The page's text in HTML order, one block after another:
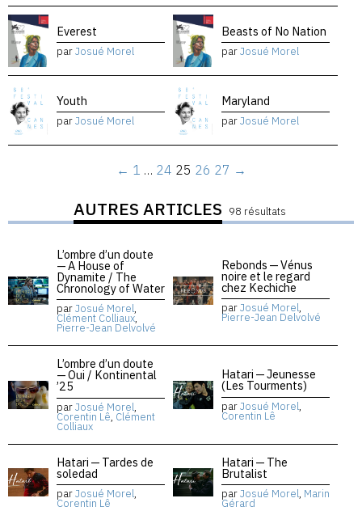
Everest
parJosué Morel
Beasts of No Nation
parJosué Morel
Youth
parJosué Morel
Maryland
parJosué Morel
← 1 … 24 25 26 27 →
AUTRES ARTICLES 98 résultats
L’ombre d’un doute
— A House of
Dynamite / The
Chronology of Water
parJosué Morel,
Clément Colliaux,
Pierre-Jean Delvolvé
Rebonds — Vénus
noire et le regard
chez Kechiche
parJosué Morel,
Pierre-Jean Delvolvé
L’ombre d’un doute
— Oui / Kontinental
’25
parJosué Morel,
Corentin Lê, Clément
Colliaux
Hatari — Jeunesse
(Les Tourments)
parJosué Morel,
Corentin Lê
Hatari — Tardes de
soledad
parJosué Morel,
Corentin Lê
Hatari — The
Brutalist
parJosué Morel, Marin
Gérard